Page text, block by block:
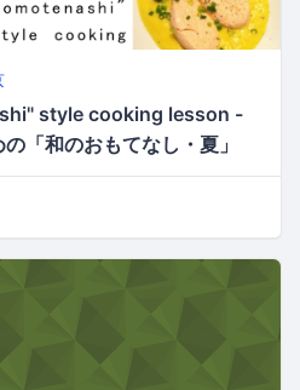
style cooking lesson -
「和のおもてなし・夏」